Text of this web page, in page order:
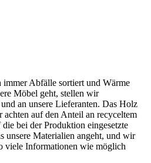
immer Abfälle sortiert und Wärme
Möbel geht, stellen wir
an unsere Lieferanten. Das Holz
auf den Anteil an recyceltem
bei der Produktion eingesetzte
unsere Materialien angeht, und wir
viele Informationen wie möglich